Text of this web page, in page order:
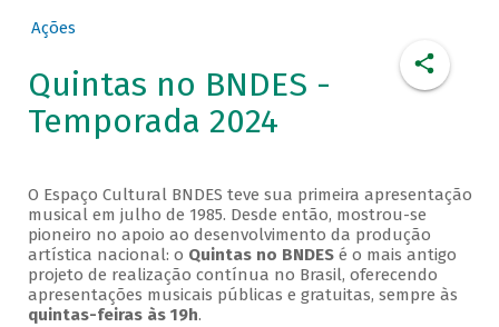
Ações
Quintas no BNDES -
Temporada 2024
O Espaço Cultural BNDES teve sua primeira apresentação
musical em julho de 1985. Desde então, mostrou-se
pioneiro no apoio ao desenvolvimento da produção
artística nacional: o Quintas no BNDESé o mais antigo
projeto de realização contínua no Brasil, oferecendo
apresentações musicais públicas e gratuitas, sempre às
quintas-feiras às 19h.